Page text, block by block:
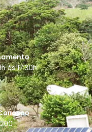
às 17:30h